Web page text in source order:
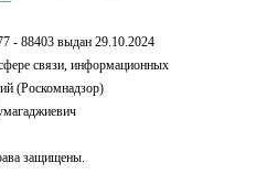
- 88403 выдан 29.10.2024
связи, информационных
(Роскомнадзор)
защищены.